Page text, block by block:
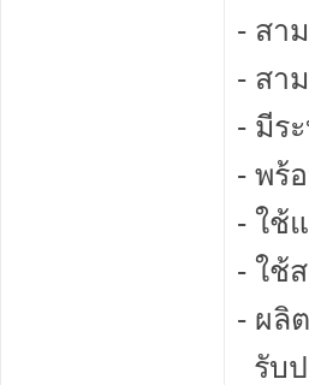
- สา
- สา
- มีร
- พร้
- ใช้
- ใช้
- ผลิ
รับ